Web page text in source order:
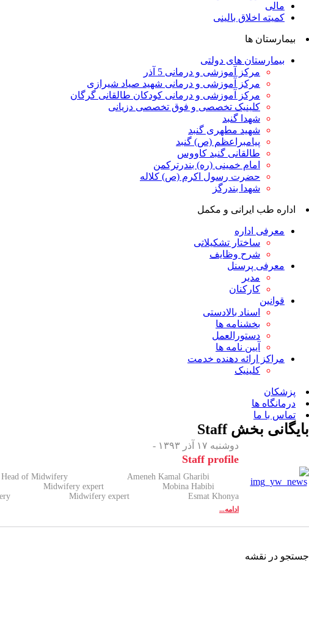
مالی
کمیته اخلاق بالینی
بیمارستان ها
بیمارستان های دولتی
مرکز آموزشی و درمانی 5 آذر
مرکز آموزشی و درمانی شهید صیاد شیرازی
مرکز آموزشی و درمانی کودکان طالقانی گرگان
کلینیک تخصصی و فوق تخصصی دزیانی
شهدا گنبد
شهید مطهری گنبد
پیامبراعظم (ص) گنبد
طالقانی گنبد کاووس
امام خمینی (ره) بندرترکمن
حضرت رسول اکرم (ص) کلاله
شهدا بندرگز
اداره طب ایرانی و مکمل
معرفی اداره
ساختار تشکیلاتی
شرح وظایف
معرفی پرسنل
مدیر
کارکنان
قوانین
اسناد بالادستی
بخشنامه ها
دستورالعمل
آیین نامه ها
مراکز ارائه دهنده خدمت
کلینیک
پزشکان
درمانگاه ها
تماس با ما
بایگانی بخشStaff
دوشنبه ۱۷ آذر ۱۳۹۳ -
Staff profile
Ameneh Kamal Gharibi
Midwifery expert Mobina Habibi
Midwifery expert Esmat Khonya
ادامه...
جستجو در نقشه